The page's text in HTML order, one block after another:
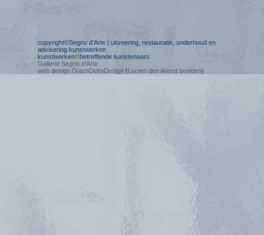
copyright©Segno d'Arte | uitvoering, restauratie, onderhoud en
advisering kunstwerken
kunstwerken©betreffende kunstenaars
Gallerie Segno d'Arte
web design DutchDeltaDesign ( Lucien den Arend beelden)